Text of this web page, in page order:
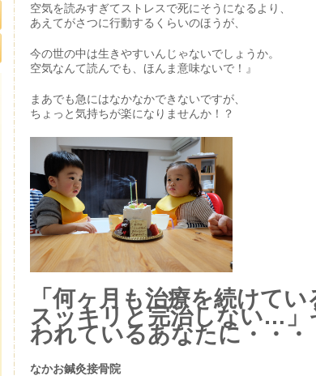
空気を読みすぎてストレスで死にそうになるより、
あえてがさつに行動するくらいのほうが、
今の世の中は生きやすいんじゃないでしょうか。
空気なんて読んでも、ほんま意味ないで！』
まあでも急にはなかなかできないですが、
ちょっと気持ちが楽になりませんか！？
「何ヶ月も治療を続けてい
スッキリと完治しない…」
われているあなたに・・・
なかお鍼灸接骨院